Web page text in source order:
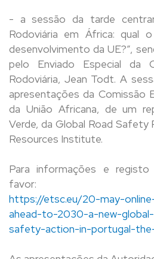
- a sessão da tarde
Rodoviária em África: qual
desenvolvimento da UE?”,
pelo Enviado Especial da
Rodoviária, Jean Todt. A
apresentações da Comissão
da União Africana, de um
Verde, da Global Road Safety
Resources Institute.
Para informações e
favor:
https://etsc.eu/20-may-
ahead-to-2030-a-new-
safety-action-in-portugal-